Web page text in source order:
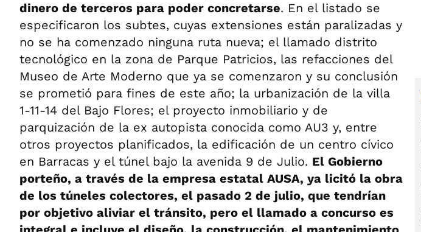
dinero de terceros para poder concretarse. En el listado se
especificaron los subtes, cuyas extensiones están paralizadas y
no se ha comenzado ninguna ruta nueva; el llamado distrito
tecnológico en la zona de Parque Patricios, las refacciones del
Museo de Arte Moderno que ya se comenzaron y su conclusión
se prometió para fines de este año; la urbanización de la villa
1-11-14 del Bajo Flores; el proyecto inmobiliario y de
parquización de la ex autopista conocida como AU3 y, entre
otros proyectos planificados, la edificación de un centro cívico
en Barracas y el túnel bajo la avenida 9 de Julio. El Gobierno
porteño, a través de la empresa estatal AUSA, ya licitó la obra
de los túneles colectores, el pasado 2 de julio, que tendrían
por objetivo aliviar el tránsito, pero el llamado a concurso es